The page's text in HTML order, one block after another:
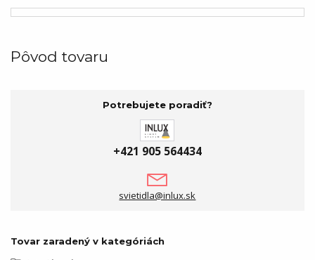
Pôvod tovaru
Potrebujete poradiť?
+421 905 564434
svietidla@inlux.sk
Tovar zaradený v kategóriách